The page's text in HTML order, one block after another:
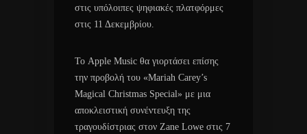
στις υπόλοιπες ψηφιακές πλατφόρμες
στις 11 Δεκεμβρίου.
Το Apple Music θα γιορτάσει επίσης
την προβολή του «Mariah Carey’s
Magical Christmas Special» με μια
αποκλειστική συνέντευξη της
τραγουδίστριας στον Zane Lowe στις 7